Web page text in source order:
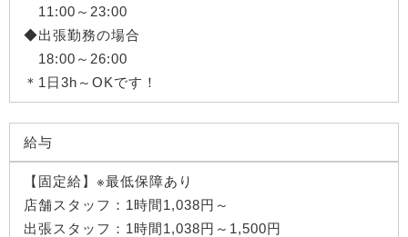
11:00～23:00
◆出張勤務の場合
18:00～26:00
＊1日3h～OKです！
給与
【固定給】※最低保障あり
店舗スタッフ：1時間1,038円～
出張スタッフ：1時間1,038円～1,500円